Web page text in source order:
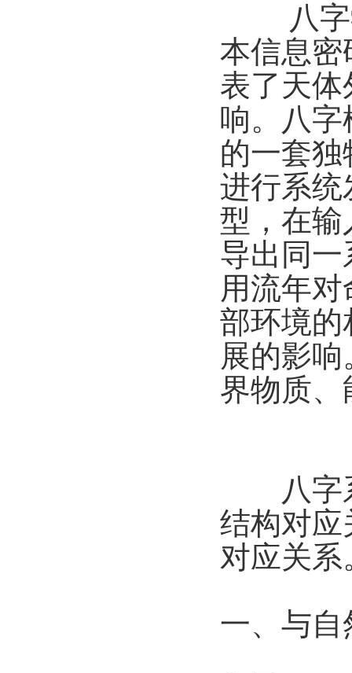
八字学
本信息密
表了天
响。八
的一套
进行系统
型，在输
导出同
用流年
部环境的
展的影
界物质
八字系
结构对应
对应关系
一、与